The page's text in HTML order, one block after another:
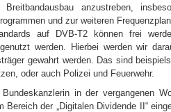
anzustreben,
und zur weiteren
auf DVB-T2 können frei
werden. Hierbei werden wir
gewahrt werden. Das sind
oder auch Polizei und Feuerwehr.
in der vergangenen
Bereich der „Digitalen Dividende II“